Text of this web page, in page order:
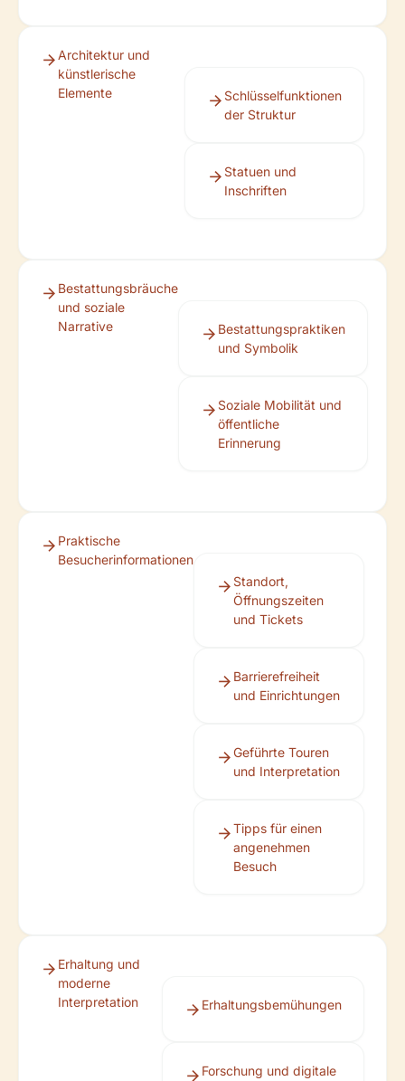
Architektur und
künstlerische
Elemente
Schlüsselfunktionen
der Struktur
Statuen und
Inschriften
Bestattungsbräuche
und soziale
Narrative
Bestattungspraktiken
und Symbolik
Soziale Mobilität und
öffentliche
Erinnerung
Praktische
Besucherinformationen
Standort,
Öffnungszeiten
und Tickets
Barrierefreiheit
und Einrichtungen
Geführte Touren
und Interpretation
Tipps für einen
angenehmen
Besuch
Erhaltung und
moderne
Interpretation
Erhaltungsbemühungen
Forschung und digitale